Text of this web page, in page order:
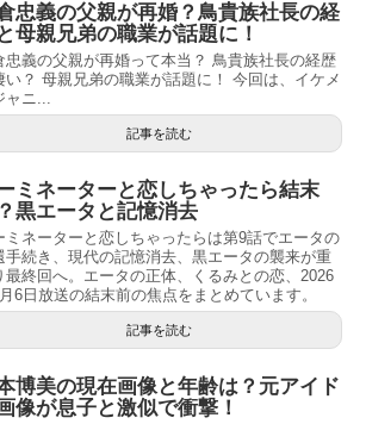
忠義の父親が再婚？鳥貴族社長の経
母親兄弟の職業が話題に！
忠義の父親が再婚って本当？ 鳥貴族社長の経歴
い？ 母親兄弟の職業が話題に！ 今回は、イケメ
ャニ...
記事を読む
ミネーターと恋しちゃったら結末
黒エータと記憶消去
ミネーターと恋しちゃったらは第9話でエータの
手続き、現代の記憶消去、黒エータの襲来が重
最終回へ。エータの正体、くるみとの恋、2026
6日放送の結末前の焦点をまとめています。
記事を読む
博美の現在画像と年齢は？元アイド
像が息子と激似で衝撃！